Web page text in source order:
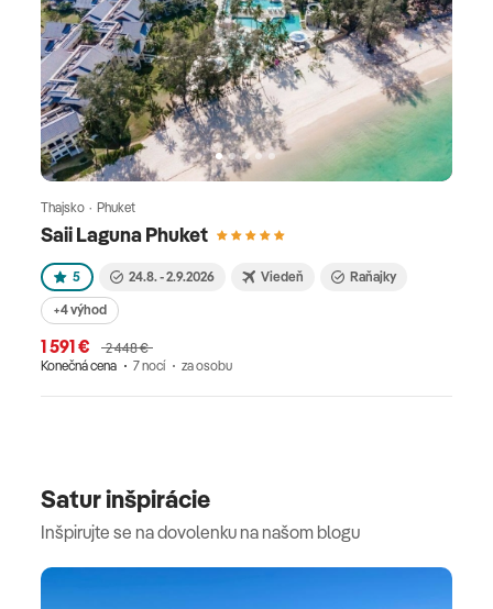
Saii Laguna Phuket
Thajsko · Phuket
5 24.8. - 2.9.2026 Viedeň Raňajky
+4 výhod
1 591 €
2 448 €
Konečná cena
7 nocí za osobu
Satur inšpirácie
Inšpirujte se na dovolenku na našom blogu